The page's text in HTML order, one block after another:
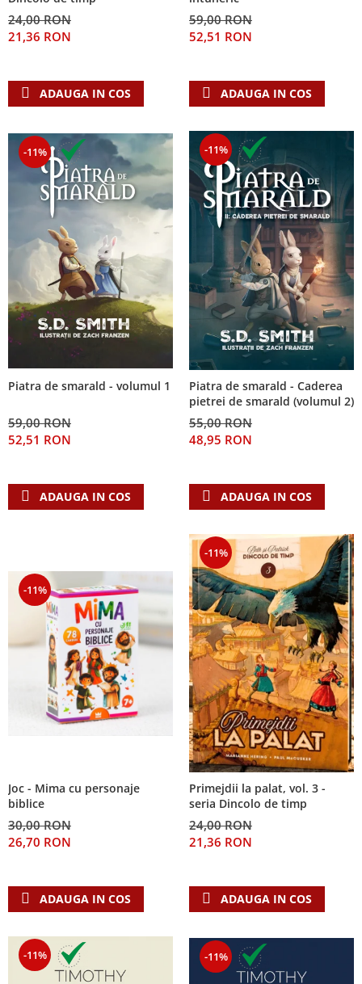
24,00 RON
21,36 RON
ADAUGA IN COS
59,00 RON
52,51 RON
ADAUGA IN COS
-11%
Piatra de smarald - volumul 1
59,00 RON
52,51 RON
ADAUGA IN COS
-11%
Piatra de smarald - Caderea
pietrei de smarald (volumul 2)
55,00 RON
48,95 RON
ADAUGA IN COS
-11%
Joc - Mima cu personaje
biblice
30,00 RON
26,70 RON
ADAUGA IN COS
-11%
Primejdii la palat, vol. 3 -
seria Dincolo de timp
24,00 RON
21,36 RON
ADAUGA IN COS
-11% -11%